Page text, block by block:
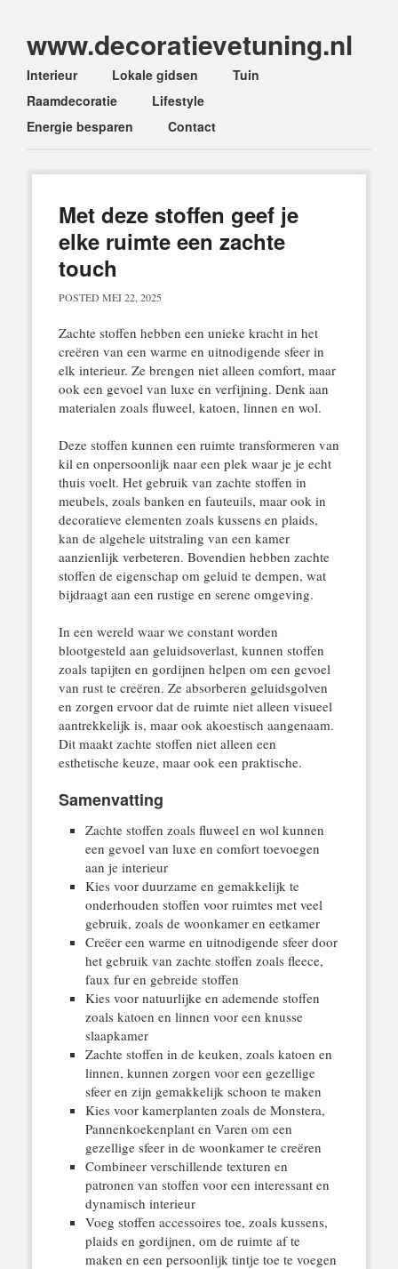
www.decoratievetuning.nl
Main menu
Skip
to
content
Interieur Lokale gidsen
Tuin
Raamdecoratie
Lifestyle
Energie besparen
Contact
Met deze stoffen geef je
elke ruimte een zachte
touch
POSTED MEI 22, 2025
Zachte stoffen hebben een unieke kracht in het
creëren van een warme en uitnodigende sfeer in
elk interieur. Ze brengen niet alleen comfort, maar
ook een gevoel van luxe en verfijning. Denk aan
materialen zoals fluweel, katoen, linnen en wol.
Deze stoffen kunnen een ruimte transformeren van
kil en onpersoonlijk naar een plek waar je je echt
thuis voelt. Het gebruik van zachte stoffen in
meubels, zoals banken en fauteuils, maar ook in
decoratieve elementen zoals kussens en plaids,
kan de algehele uitstraling van een kamer
aanzienlijk verbeteren. Bovendien hebben zachte
stoffen de eigenschap om geluid te dempen, wat
bijdraagt aan een rustige en serene omgeving.
In een wereld waar we constant worden
blootgesteld aan geluidsoverlast, kunnen stoffen
zoals tapijten en gordijnen helpen om een gevoel
van rust te creëren. Ze absorberen geluidsgolven
en zorgen ervoor dat de ruimte niet alleen visueel
aantrekkelijk is, maar ook akoestisch aangenaam.
Dit maakt zachte stoffen niet alleen een
esthetische keuze, maar ook een praktische.
Samenvatting
Zachte stoffen zoals fluweel en wol kunnen
een gevoel van luxe en comfort toevoegen
aan je interieur
Kies voor duurzame en gemakkelijk te
onderhouden stoffen voor ruimtes met veel
gebruik, zoals de woonkamer en eetkamer
Creëer een warme en uitnodigende sfeer door
het gebruik van zachte stoffen zoals fleece,
faux fur en gebreide stoffen
Kies voor natuurlijke en ademende stoffen
zoals katoen en linnen voor een knusse
slaapkamer
Zachte stoffen in de keuken, zoals katoen en
linnen, kunnen zorgen voor een gezellige
sfeer en zijn gemakkelijk schoon te maken
Kies voor kamerplanten zoals de Monstera,
Pannenkoekenplant en Varen om een
gezellige sfeer in de woonkamer te creëren
Combineer verschillende texturen en
patronen van stoffen voor een interessant en
dynamisch interieur
Voeg stoffen accessoires toe, zoals kussens,
plaids en gordijnen, om de ruimte af te
maken en een persoonlijk tintje toe te voegen